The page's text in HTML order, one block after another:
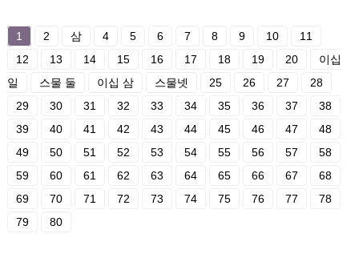
1 2 삼 4 5 6 7 8 9 10
11
12
13 14 15 16 17 18 19 20
이십
일
스물 둘 이십 삼 스물넷 25 26 27
28
29
30 31 32 33 34 35 36 37
38
39
40 41 42 43 44 45 46 47
48
49
50 51 52 53 54 55 56 57
58
59
60 61 62 63 64 65 66 67
68
69
70 71 72 73 74 75 76 77
78
79
80